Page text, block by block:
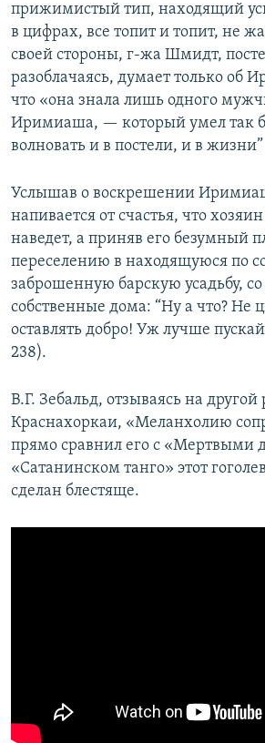
прижимистый тип, находящий
в цифрах, все топит и топит, не
своей стороны, г-жа Шмидт,
разоблачаясь, думает только об
что «она знала лишь одного
Иримиаша, — который умел так
волновать и в постели, и в жизни”
Услышав о воскрешении
напивается от счастья, что
наведет, а приняв его безумный
переселению в находящуюся по
заброшенную барскую усадьбу,
собственные дома: “Ну а что? Не
оставлять добро! Уж лучше
238).
В.Г. Зебальд, отзываясь на
Краснахоркаи, «Меланхолию
прямо сравнил его с «Мертвыми
«Сатанинском танго» этот
сделан блестяще.